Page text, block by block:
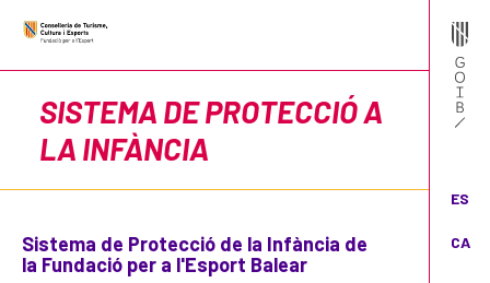
ES
CA
SISTEMA DE PROTECCIÓ A
LA INFÀNCIA
Sistema de Protecció de la Infància de
la Fundació per a l'Esport Balear